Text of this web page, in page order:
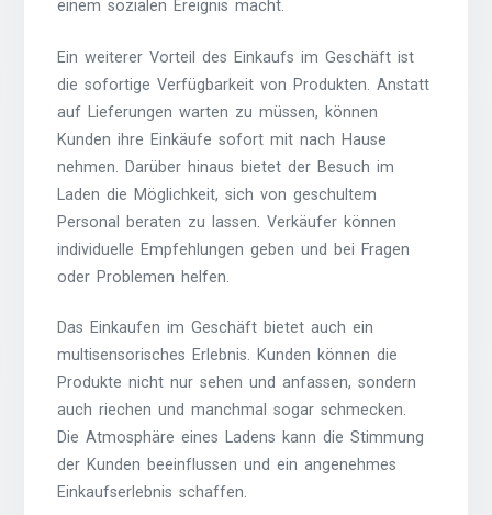
einem sozialen Ereignis macht.
Ein weiterer Vorteil des Einkaufs im Geschäft ist
die sofortige Verfügbarkeit von Produkten. Anstatt
auf Lieferungen warten zu müssen, können
Kunden ihre Einkäufe sofort mit nach Hause
nehmen. Darüber hinaus bietet der Besuch im
Laden die Möglichkeit, sich von geschultem
Personal beraten zu lassen. Verkäufer können
individuelle Empfehlungen geben und bei Fragen
oder Problemen helfen.
Das Einkaufen im Geschäft bietet auch ein
multisensorisches Erlebnis. Kunden können die
Produkte nicht nur sehen und anfassen, sondern
auch riechen und manchmal sogar schmecken.
Die Atmosphäre eines Ladens kann die Stimmung
der Kunden beeinflussen und ein angenehmes
Einkaufserlebnis schaffen.